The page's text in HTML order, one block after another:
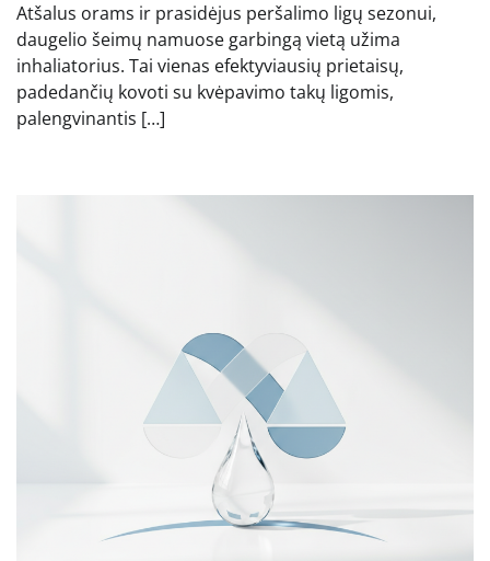
Atšalus orams ir prasidėjus peršalimo ligų sezonui,
daugelio šeimų namuose garbingą vietą užima
inhaliatorius. Tai vienas efektyviausių prietaisų,
padedančių kovoti su kvėpavimo takų ligomis,
palengvinantis […]